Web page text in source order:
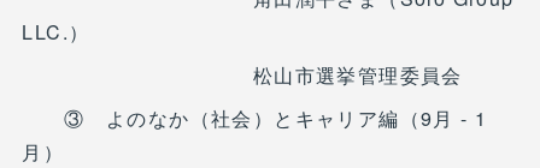
LLC.）
松山市選挙管理委員会
③ よのなか（社会）とキャリア編（9月 - 1
月）